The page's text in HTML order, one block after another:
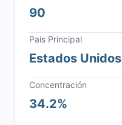
90
País Principal
Estados Unidos
Concentración
34.2%